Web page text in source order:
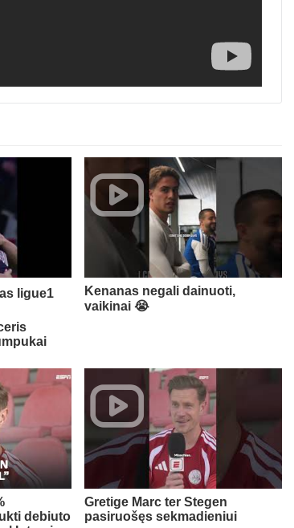
ligue1
Kenanas negali dainuoti,
vaikinai 😭​
debiuto
Gretige Marc ter Stegen
pasiruošęs sekmadieniui